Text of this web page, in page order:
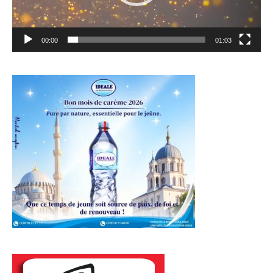
00:00 01:03